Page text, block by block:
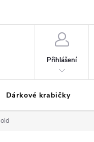
Přihlášení
Dárkové krabičky